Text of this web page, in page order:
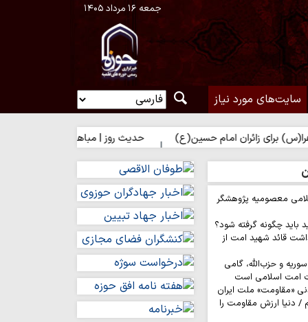
جمعه ۱۶ مرداد ۱۴۰۵
سایت‌های مورد نیاز
امام حسین(ع) حدیث روز | مباهات خداوند به زائر امام
معصومیه پژوهشگر
باید چگونه گرفته شود؟
قائد شهید امت از
و حزب‌الله، گامی
امت اسلامی است
«مقاومت» ملت ایران
دنیا ارزش مقاومت را